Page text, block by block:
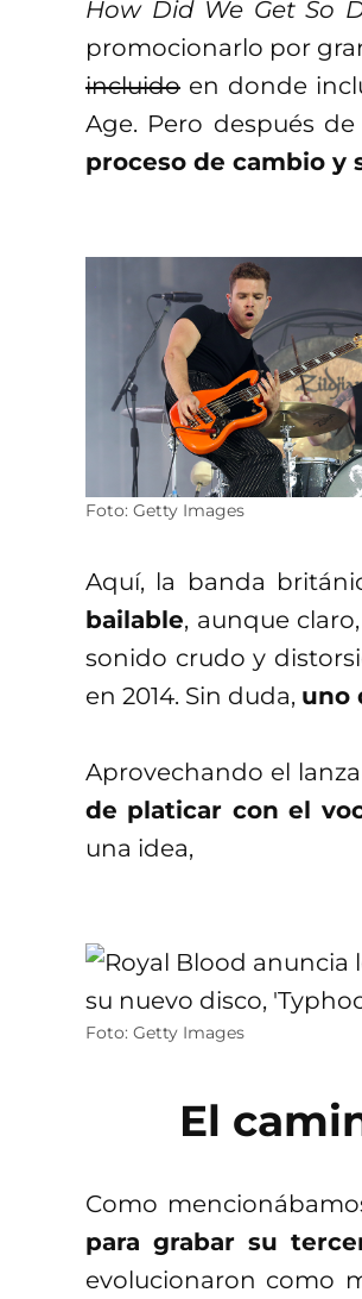
How Did We Get So
promocionarlo por
incluido en donde
Age. Pero después
proceso de cambio
Foto: Getty Images
Aquí, la banda
bailable, aunque
sonido crudo y
en 2014. Sin duda, uno
Aprovechando el
de platicar con el
una idea,
Foto: Getty Images
El
Como
para grabar su
evolucionaron como